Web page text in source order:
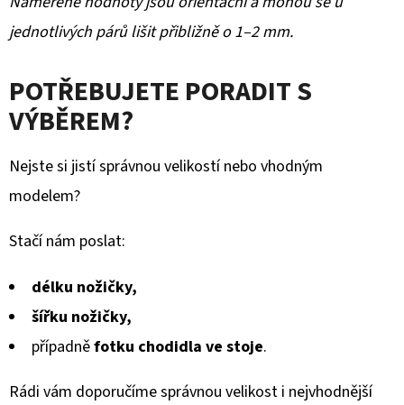
jednotlivých párů lišit přibližně o 1–2 mm.
POTŘEBUJETE PORADIT S
VÝBĚREM?
Nejste si jistí správnou velikostí nebo vhodným
modelem?
Stačí nám poslat:
délku nožičky,
šířku nožičky,
případněfotku chodidla ve stoje.
Rádi vám doporučíme správnou velikost i nejvhodnější